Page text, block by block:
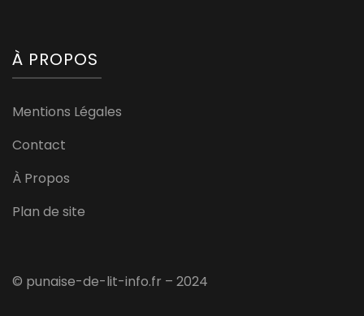
À PROPOS
Mentions Légales
Contact
À Propos
Plan de site
© punaise-de-lit-info.fr – 2024